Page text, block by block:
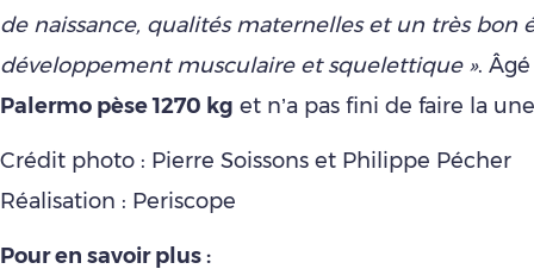
de naissance, qualités maternelles et un très bon
développement musculaire et squelettique ».
Palermo pèse 1270 kg et n’a pas fini de faire la
Crédit photo : Pierre Soissons et Philippe Pécher
Réalisation : Periscope
Pour en savoir plus :